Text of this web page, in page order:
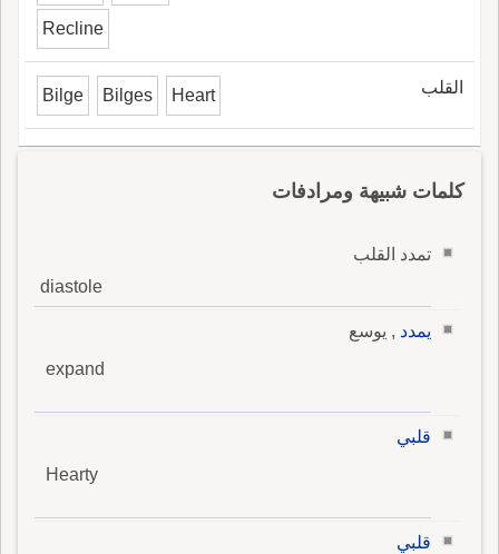
Recline
القلب Bilge Bilges Heart
كلمات شبيهة ومرادفات
تمدد القلب
diastole
يمدد , يوسع
expand
قلبي
Hearty
قلبي